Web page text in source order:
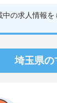
の求人情報を
埼玉県の